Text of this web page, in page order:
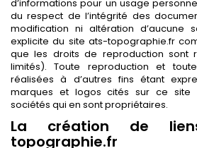
d’informations pour un usage
du respect de l’intégrité des
modification ni altération d’aucune
explicite du site ats-topographie.fr
que les droits de reproduction sont
limités). Toute reproduction et
réalisées à d’autres fins étant
marques et logos cités sur ce site
sociétés qui en sont propriétaires.
La création de
topographie.fr